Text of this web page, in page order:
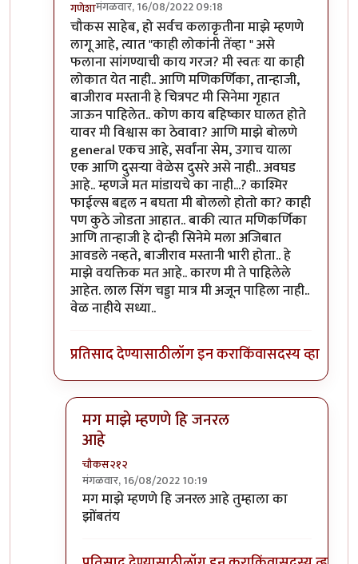
गणेशामंगळवार, 16/08/2022 09:18
In reply toआजकाल न बघताbyचौकस२१२
चौकस साहेब, हो सर्वच कलाकृतीना माझे म्हणणे
लागू आहे, त्यात "काही लोकांनी तेंव्हा " असे
फलाना सांगण्याची काय गरज? मी स्वतः या काही
लोकात येत नाही.. आणि मणिकर्णिका, तान्हाजी,
बाजीराव मस्तानी हे चित्रपट मी सिनेमा गृहात
जाऊन पाहिलेत.. कोण काय बहिष्कार घालत होते
यावर मी विश्वास का ठेवावा? आणि माझे बोलणे
general एकच आहे, सर्वांना सेम, उगाच याला
एक आणि दुसऱ्या वेळेस दुसरे असे नाही.. अवघड
आहे.. म्हणजे मत मांडायचे का नाही...? काश्मिर
फाईल्स बद्दल न बघता मी बोललो होतो का? काही
पण कुठे जोडता आहात.. बाकी त्यात मणिकर्णिका
आणि तान्हाजी हे दोन्ही सिनेमे मला अजिबात
आवडले नव्हते, बाजीराव मस्तानी भारी होता.. हे
माझे वयक्तिक मत आहे.. कारण मी ते पाहिलेले
आहेत. लाल सिंग चड्डा मात्र मी अजून पाहिला नाही..
वेळ नाहीये सध्या..
प्रतिसाद देण्यासाठीलॉग इन कराकिंवासदस्य व्हा
मग माझे म्हणणे हि जनरल
आहे
चौकस२१२
मंगळवार, 16/08/2022 10:19
In reply toचौकस साहेब, हो सर्वचbyगणेशा
मग माझे म्हणणे हि जनरल आहे तुम्हाला का
झोंबतंय